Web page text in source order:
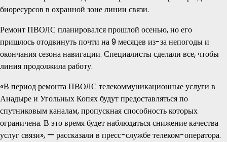
биоресурсов в охранной зоне линии связи.
Ремонт ПВОЛС планировался прошлой осенью, но его
пришлось отодвинуть почти на 9 месяцев из-за непогоды и
окончания сезона навигации. Специалисты сделали все, чтобы
линия продолжила работу.
«В период ремонта ПВОЛС телекоммуникационные услуги в
Анадыре и Угольных Копях будут предоставляться по
спутниковым каналам, пропускная способность которых
ограничена. В это время будет наблюдаться снижение качества
услуг связи», — рассказали в пресс-службе телеком-оператора.